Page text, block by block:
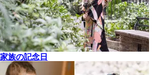
家族の記念日